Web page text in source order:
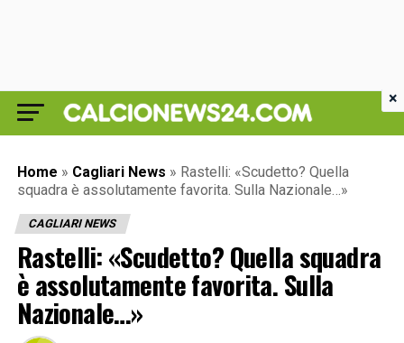
Home » Cagliari News » Rastelli: «Scudetto? Quella
squadra è assolutamente favorita. Sulla Nazionale…»
CAGLIARI NEWS
Rastelli: «Scudetto? Quella squadra
è assolutamente favorita. Sulla
Nazionale…»
×